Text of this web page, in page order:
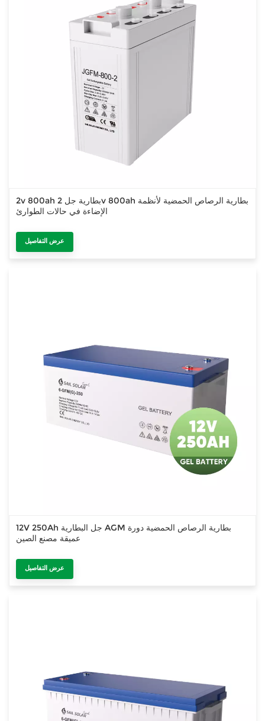
2v 800ah بطارية جل 2v 800ah بطارية الرصاص الحمضية لأنظمة
الإضاءة في حالات الطوارئ
عرض التفاصيل
12V 250Ah جل البطارية AGM بطارية الرصاص الحمضية دورة
عميقة مصنع الصين
عرض التفاصيل